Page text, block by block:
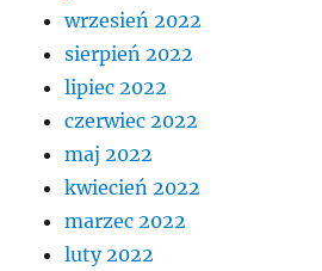
wrzesień 2022
sierpień 2022
lipiec 2022
czerwiec 2022
maj 2022
kwiecień 2022
marzec 2022
luty 2022